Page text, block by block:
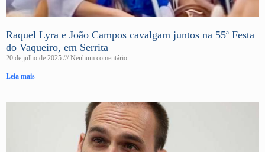
Raquel Lyra e João Campos cavalgam juntos na 55ª Festa
do Vaqueiro, em Serrita
20 de julho de 2025 Nenhum comentário
Leia mais